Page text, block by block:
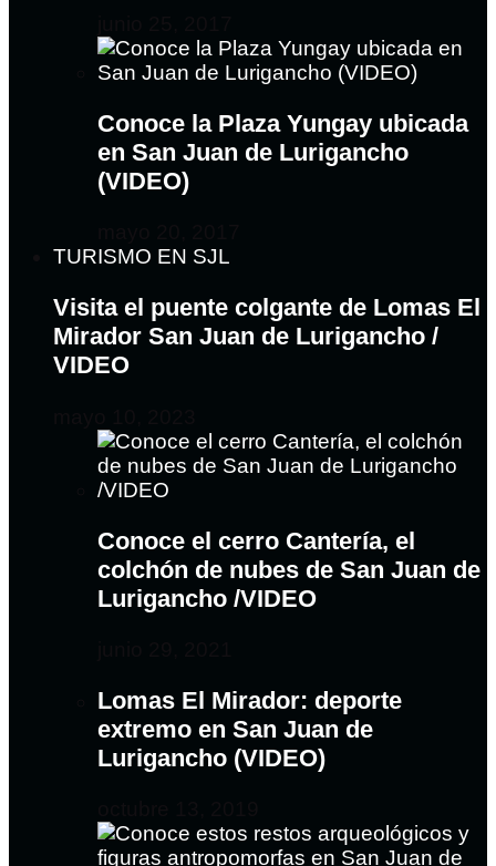
Conoce la Plaza Yungay ubicada
en San Juan de Lurigancho
(VIDEO)
TURISMO EN SJL
Visita el puente colgante de Lomas El
Mirador San Juan de Lurigancho /
VIDEO
Conoce el cerro Cantería, el
colchón de nubes de San Juan de
Lurigancho /VIDEO
Lomas El Mirador: deporte
extremo en San Juan de
Lurigancho (VIDEO)